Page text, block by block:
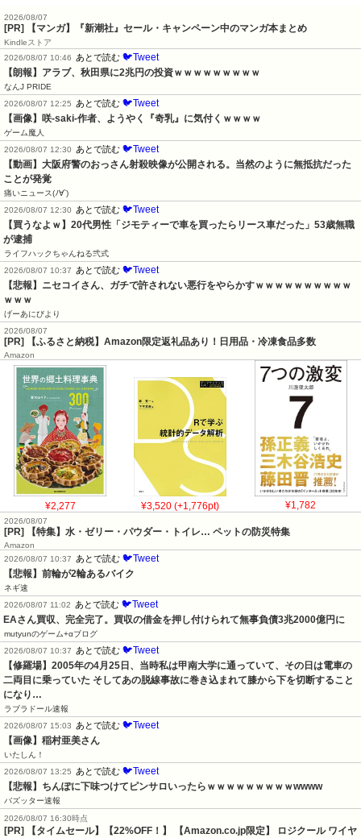
2026/08/07
[PR] 【マンガ】『新潮社』セール・キャンペーン中のマンガ本まとめ
Kindleストア
2026/08/07 10:46
あとで読む 🐦Tweet
【朗報】アラブ、秋田県に2兆円の投資ｗｗｗｗｗｗｗｗｗ
なんJ PRIDE
2026/08/07 12:25
あとで読む 🐦Tweet
【画像】咲-saki-作者、ようやく『奇乳』に気付くｗｗｗｗ
ゲーム魔人
2026/08/07 12:30
あとで読む 🐦Tweet
【動画】大阪府警のおっさん射殺映像が公開される。当然のように無抵抗だった
ことが発覚
痛いニュース(ﾉ∀`)
2026/08/07 12:30
あとで読む 🐦Tweet
【買うなよｗ】20代男性「ジモティーで車を買ったらリース車だった」53歳無職
が逮捕
ライフハックちゃんねる弐式
2026/08/07 10:37
あとで読む 🐦Tweet
【悲報】ニセコイさん、ガチで許されない悪行をやらかすｗｗｗｗｗｗｗｗｗｗ
ｗｗｗ
げーあにびより
2026/08/07
[PR] 【ふるさと納税】Amazon限定返礼品あり！日用品・冷凍食品多数
Amazon
¥2,277 ¥3,520 (+1,776pt) ¥1,782
2026/08/07
[PR] 【特集】水・ゼリー・パウダー・トイレ… ペットの防災特集
Amazon
2026/08/07 10:37
あとで読む 🐦Tweet
【悲報】前輪が2輪あるバイク
ネギ速
2026/08/07 11:02
あとで読む 🐦Tweet
EAさん買収、完全完了。買収の借金を押し付けられて無事負債3兆2000億円に
mutyunのゲーム+αブログ
2026/08/07 10:37
あとで読む 🐦Tweet
【修羅場】2005年の4月25日、当時私は甲南大学に通っていて、その日は電車の
二両目に乗っていた そしてあの脱線事故に巻き込まれて膝から下を切断すること
になり…
ラブラドール速報
2026/08/07 15:03
あとで読む 🐦Tweet
【画像】稲村亜美さん
いたしん！
2026/08/07 13:25
あとで読む 🐦Tweet
【悲報】ちんぽに下味つけてピンサロいったらｗｗｗｗｗｗｗｗｗwwww
バズッター速報
2026/08/07 16:30時点
[PR] 【タイムセール】【22%OFF！】 【Amazon.co.jp限定】 ロジクール ワイヤ